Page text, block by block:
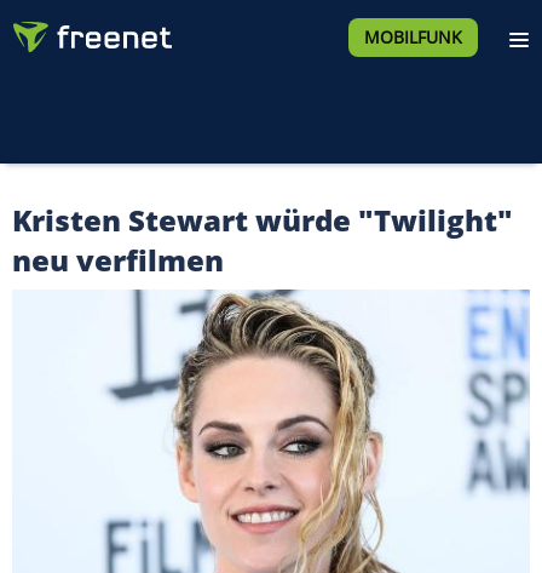
MOBILFUNK
Kristen Stewart würde "Twilight"
neu verfilmen